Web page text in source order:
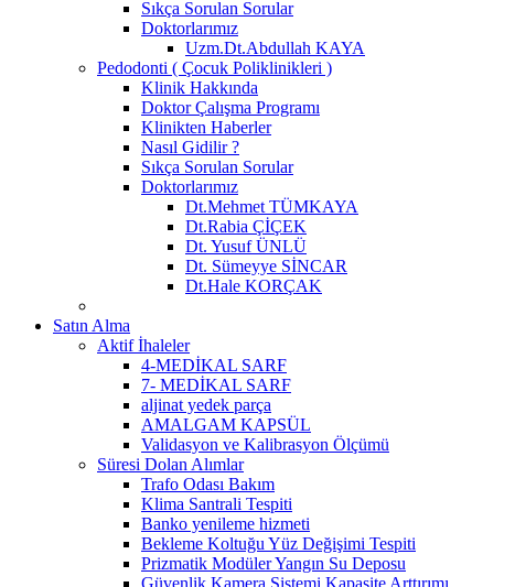
Sıkça Sorulan Sorular
Doktorlarımız
Uzm.Dt.Abdullah KAYA
Pedodonti ( Çocuk Poliklinikleri )
Klinik Hakkında
Doktor Çalışma Programı
Klinikten Haberler
Nasıl Gidilir ?
Sıkça Sorulan Sorular
Doktorlarımız
Dt.Mehmet TÜMKAYA
Dt.Rabia ÇİÇEK
Dt. Yusuf ÜNLÜ
Dt. Sümeyye SİNCAR
Dt.Hale KORÇAK
Satın Alma
Aktif İhaleler
4-MEDİKAL SARF
7- MEDİKAL SARF
aljinat yedek parça
AMALGAM KAPSÜL
Validasyon ve Kalibrasyon Ölçümü
Süresi Dolan Alımlar
Trafo Odası Bakım
Klima Santrali Tespiti
Banko yenileme hizmeti
Bekleme Koltuğu Yüz Değişimi Tespiti
Prizmatik Modüler Yangın Su Deposu
Güvenlik Kamera Sistemi Kapasite Arttırımı